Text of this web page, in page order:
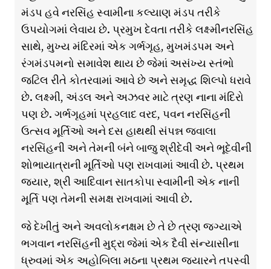
મંડપ હવે નરસિંહ સ્વામીના કલ્યાણ મંડપ તરીકે
ઉપયોગમાં લેવાય છે. પ્રમુખ દેવતા તરીકે લક્ષ્મીનરસિંહ
સાથે, મુખ્ય મંદિરમાં એક ગર્ભગૃહ, મુખમંડપમ અને
રંગમંડપમનો સમાવેશ થાય છે જેમાં અસંખ્ય સ્તંભો
જટિલ રીતે કોતરવામાં આવે છે અને સમૃદ્ધ શિલ્પો ધરાવે
છે. લક્ષ્મી, અંડલ અને અઝવર માટે ત્રણ નાના મંદિરો
પણ છે. ગર્ભગૃહમાં પ્રહલાદ વરદ, પવન નરસિંહની
ઉત્સવ મૂર્તિઓ અને દસ હાથથી સંપન્ન જ્વાલા
નરસિંહની અને તેમની બંને બાજુ શ્રીદેવી અને ભૂદેવીની
શોભાયાત્રાની મૂર્તિઓ પણ રાખવામાં આવી છે. પ્રથમ
જયાર, શ્રી આદિવાન સાતકોપા સ્વામીની એક નાની
મૂર્તિ પણ તેમની સમક્ષ રાખવામાં આવી છે.
જે દેખીતું અને અવલોકનક્ષમ છે તે છે ત્રણ જગ્યાએ
ભગવાન નરસિંહની મુદ્રા જેમાં એક દૈવી સંન્યાસીના
ધ્રુવમાં એક અહોબિલા મઠના પ્રથમ જયારને તપસ્વી